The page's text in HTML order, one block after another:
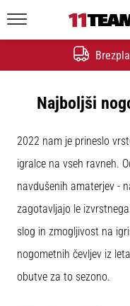
20. 1. 2026
•
Čevlji
Maestro
–
Ustvarjeni
dotik.
Narejeni
za
napad
Najboljši
2022 nam je prineslo
igralce na vseh ravneh.
navdušenih amaterjev -
zagotavljajo le
slog in zmogljivost na
nogometnih čevljev iz
obutve za to sezono.